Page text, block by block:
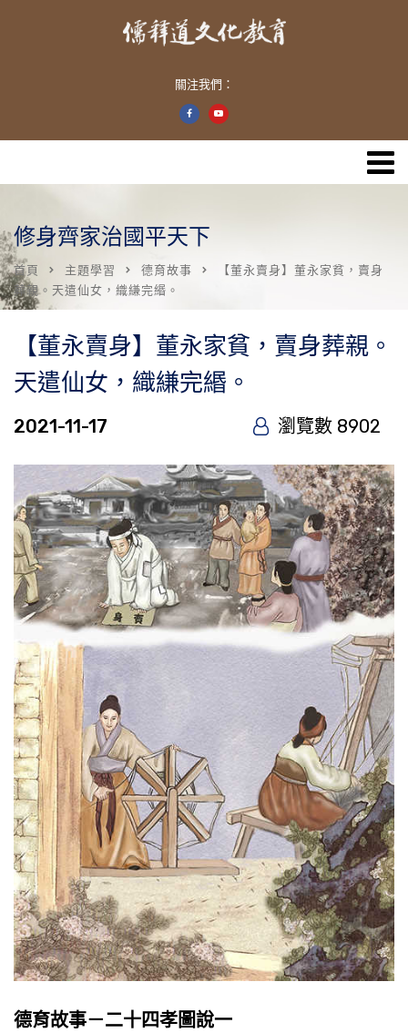
關注我們：
修身齊家治國平天下
首頁 主題學習 德育故事
【董永賣身】董永家貧，賣身
葬親。天遣仙女，織縑完緡。
【董永賣身】董永家貧，賣身葬親。
天遣仙女，織縑完緡。
2021-11-17 瀏覽數 8902
德育故事－二十四孝圖說一